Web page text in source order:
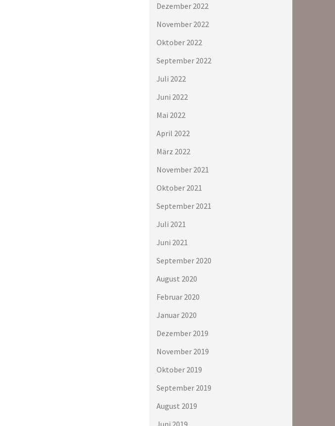
Dezember 2022
November 2022
Oktober 2022
September 2022
Juli 2022
Juni 2022
Mai 2022
April 2022
März 2022
November 2021
Oktober 2021
September 2021
Juli 2021
Juni 2021
September 2020
August 2020
Februar 2020
Januar 2020
Dezember 2019
November 2019
Oktober 2019
September 2019
August 2019
Juni 2019